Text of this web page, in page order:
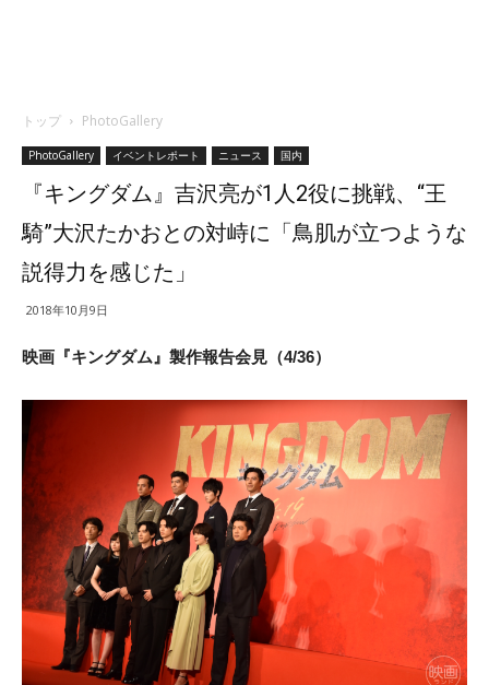
トップ PhotoGallery
PhotoGallery イベントレポート ニュース 国内
『キングダム』吉沢亮が1人2役に挑戦、“王
騎”大沢たかおとの対峙に「鳥肌が立つような
説得力を感じた」
2018年10月9日
映画『キングダム』製作報告会見（4/36）